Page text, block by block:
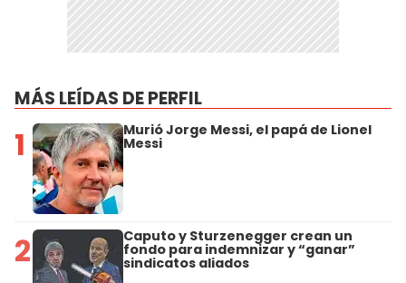
MÁS LEÍDAS DE PERFIL
1 Murió Jorge Messi, el papá de Lionel
Messi
2 Caputo y Sturzenegger crean un
fondo para indemnizar y “ganar”
sindicatos aliados